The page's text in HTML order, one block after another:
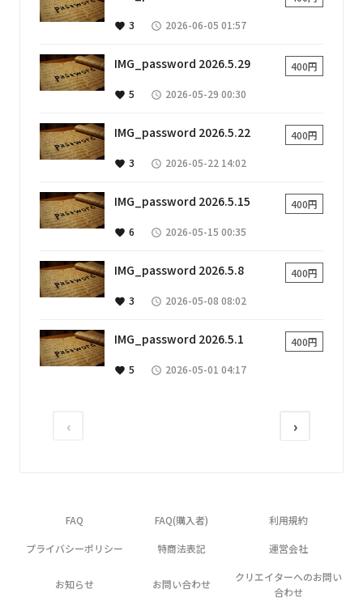
favorite 3 access_time 2026-06-05 01:57
IMG_password 2026.5.29 400円
favorite 5 access_time 2026-05-29 00:30
IMG_password 2026.5.22 400円
favorite 3 access_time 2026-05-22 14:02
IMG_password 2026.5.15 400円
favorite 6 access_time 2026-05-15 00:35
IMG_password 2026.5.8 400円
favorite 3 access_time 2026-05-08 08:02
IMG_password 2026.5.1 400円
favorite 5 access_time 2026-05-01 04:17
‹ ›
FAQ FAQ(購入者) 利用規約
プライバシーポリシー 特商法表記 運営会社
お知らせ お問い合わせ
クリエイターへのお問い
合わせ